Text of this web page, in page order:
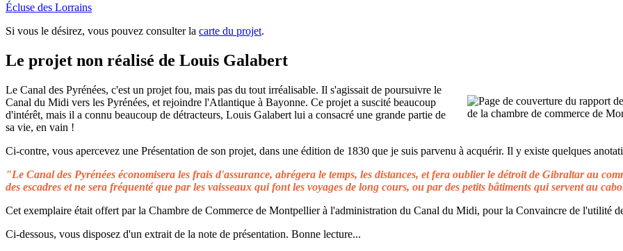
Écluse des Lorrains
Si vous le désirez, vous pouvez consulter la carte du projet.
Le projet non réalisé de Louis Galabert
Le Canal des Pyrénées, c'est un projet fou, mais pas du tout irréalisable. Il s'agissait de poursuivre le
Canal du Midi vers les Pyrénées, et rejoindre l'Atlantique à Bayonne. Ce projet a suscité beaucoup
d'intérêt, mais il a connu beaucoup de détracteurs, Louis Galabert lui a consacré une grande partie de
sa vie, en vain !
Ci-contre, vous apercevez une Présentation de son projet, dans une édition de 1830 que je suis parvenu à acquérir. Il y existe quelques
"Le Canal des Pyrénées économisera les frais d'assurance, abrégera le temps, les distances, et fera oublier le détroit de Gibraltar au
des escadres et ne sera fréquenté que par les vaisseaux qui font les voyages de long cours, ou par des petits bâtiments qui servent au
Cet exemplaire était offert par la Chambre de Commerce de Montpellier à l'administration du Canal du Midi, pour la Convaincre de l'utilité
Ci-dessous, vous disposez d'un extrait de la note de présentation. Bonne lecture...